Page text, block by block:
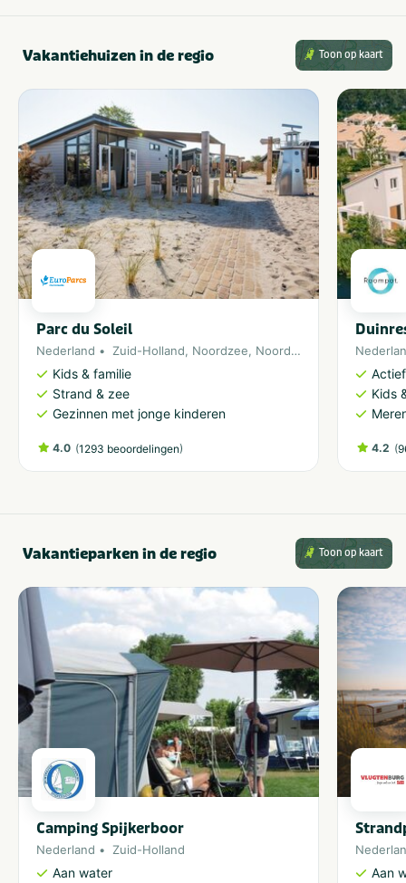
Vakantiehuizen in de regio Toon op kaart
Parc du Soleil
Nederland Zuid-Holland, Noordzee, Noordwijk
Kids & familie
Strand & zee
Gezinnen met jonge kinderen
4.0 (1293 beoordelingen)
Kids
4.2 (
Vakantieparken in de regio Toon op kaart
Camping Spijkerboor
Nederland Zuid-Holland
Aan water
Aan